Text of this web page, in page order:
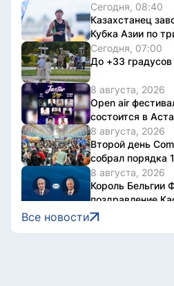
Сегодня, 08:40
Казахстанец
Кубка Азии по
Сегодня, 07:00
До +33
8 августа, 2026
Open air
состоится в
8 августа, 2026
Второй день
собрал порядка
8 августа, 2026
Король Бельгии
поздравление
Токаеву
Все новости